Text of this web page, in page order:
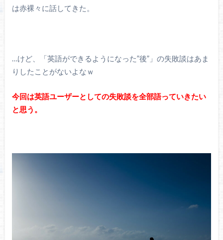
は赤裸々に話してきた。
…けど、「英語ができるようになった”後”」の失敗談はあま
りしたことがないよなｗ
今回は英語ユーザーとしての失敗談を全部語っていきたい
と思う。